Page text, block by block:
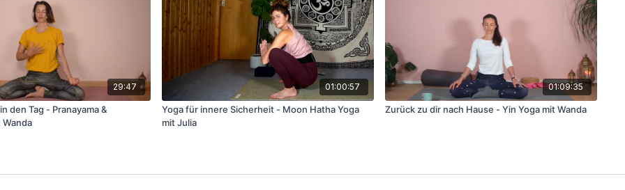
29:47
den Tag - Pranayama &
01:00:57
Yoga für innere Sicherheit - Moon Hatha Yoga
mit Julia
01:09:35
Zurück zu dir nach Hause - Yin Yoga mit Wanda